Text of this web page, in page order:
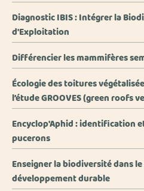
Diagnostic IBIS : Intégrer la
d'Exploitation
Différencier les mammifères
Écologie des toitures
l’étude GROOVES (green roofs
Encyclop'Aphid : identification
pucerons
Enseigner la biodiversité dans
développement durable